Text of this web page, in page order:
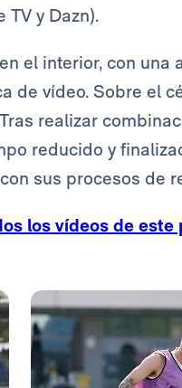
TV y Dazn).
el interior, con
de vídeo. Sobre el
realizar
reducido y
sus procesos de
los vídeos de este